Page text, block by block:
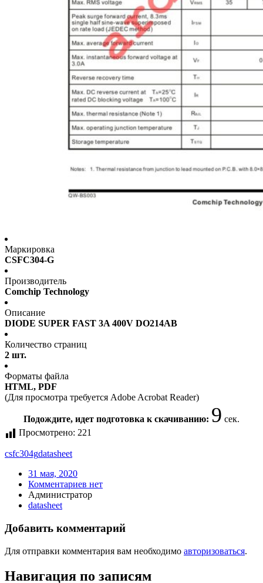
Маркировка
CSFC304-G
Производитель
Comchip Technology
Описание
DIODE SUPER FAST 3A 400V DO214AB
Количество страниц
2 шт.
Форматы файла
HTML, PDF
(Для просмотра требуется Adobe Acrobat Reader)
Подождите, идет подготовка к скачиванию: 9 сек.
Просмотрено: 221
csfc304gdatasheet
31 мая, 2020
Комментариев нет
Администратор
datasheet
Добавить комментарий
Для отправки комментария вам необходимо авторизоваться.
Навигация по записям